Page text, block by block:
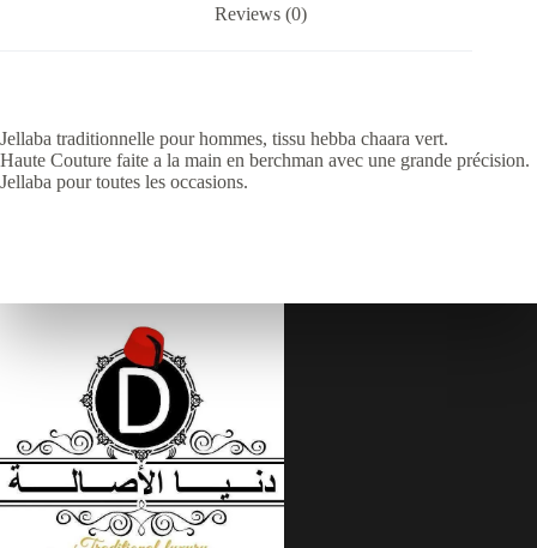
Reviews (0)
Jellaba traditionnelle pour hommes, tissu hebba chaara vert.
Haute Couture faite a la main en berchman avec une grande précision.
Jellaba pour toutes les occasions.